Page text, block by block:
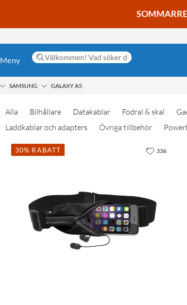
Meny
SAMSUNG GALAXY A5
Alla Bilhållare Datakablar Fodral & skal
Laddkablar och adapters
Övriga tillbehör
30% RABATT 336